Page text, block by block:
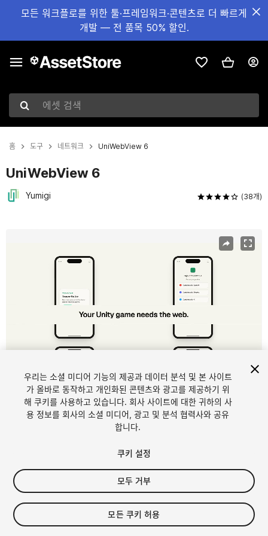
모든 워크플로를 위한 툴·프레임워크·콘텐츠로 더 빠르게
개발 — 전 품목 50% 할인.
에셋 검색
홈 도구 네트워크 UniWebView 6
UniWebView 6
Yumigi (38개)
1/11
$29.99
Seat
우리는 소셜 미디어 기능의 제공과 데이터 분석 및 본 사이트
가 올바로 동작하고 개인화된 콘텐츠와 광고를 제공하기 위
해 쿠키를 사용하고 있습니다. 회사 사이트에 대한 귀하의 사
용 정보를 회사의 소셜 미디어, 광고 및 분석 협력사와 공유
합니다.
쿠키 설정
모두 거부
모든 쿠키 허용